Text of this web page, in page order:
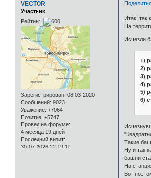
VECTOR
Участник
Рейтинг:
Зарегистрирован: 08-03-2020
Сообщений: 9023
Уважение: +7064
Позитив: +5747
Провел на форуме:
4 месяца 19 дней
Последний визит:
30-07-2026 22:19:11
Итак, так
На
Исчезли
1)
2)
3)
4)
5)
6)
Такие
Ну и так
башни
На
Вот